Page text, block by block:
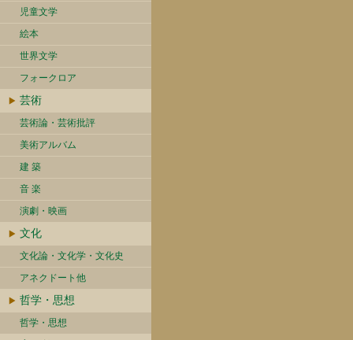
児童文学
絵本
世界文学
フォークロア
芸術
芸術論・芸術批評
美術アルバム
建 築
音 楽
演劇・映画
文化
文化論・文化学・文化史
アネクドート他
哲学・思想
哲学・思想